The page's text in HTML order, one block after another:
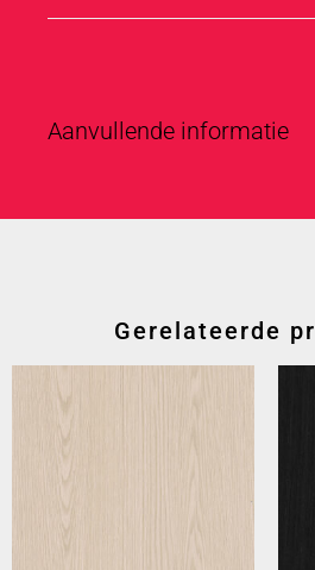
Aanvullende informatie
Gerelateerde